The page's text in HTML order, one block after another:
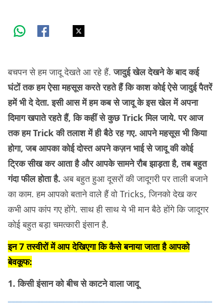
बचपन से हम जादू देखते आ रहे हैं.जादुई खेल देखने के बाद कई
घंटों तक हम ऐसा महसूस करते रहते हैं कि काश कोई ऐसे जादुई पैतरें
हमें भी दे देता. इसी आस में हम कब से जादू के इस खेल में अपना
दिमाग खपाते रहते हैं, कि कहीं से कुछ Trick मिल जाये. पर आज
तक हम Trick की तलाश में ही बैठे रह गए. आपने महसूस भी किया
होगा, जब आपका कोई दोस्त अपने कज़न भाई से जादू की कोई
ट्रिक सीख कर आता है और आपके सामने रौब झाड़ता है, तब बहुत
गंदा फील होता है. अब बहुत हुआ दूसरों की जादूगरी पर ताली बजाने
का काम. हम आपको बताने वाले हैं वो Tricks, जिनको देख कर
कभी आप कांप गए होंगे. साथ ही साथ ये भी मान बैठे होंगे कि जादूगर
कोई बहुत बड़ा चमत्कारी इंसान है.
इन 7 तस्वीरों में आप देखिएगा कि कैसे बनाया जाता है आपको
बेवकूफ:
1. किसी इंसान को बीच से काटने वाला जादू